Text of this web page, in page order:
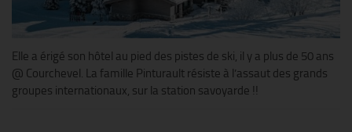
Elle a érigé son hôtel au pied des pistes de ski, il y a plus de 50 ans
@ Courchevel. La famille Pinturault résiste à l’assaut des grands
groupes internationaux, sur la station savoyarde !!